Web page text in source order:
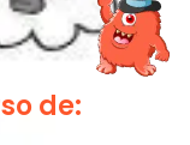
de: